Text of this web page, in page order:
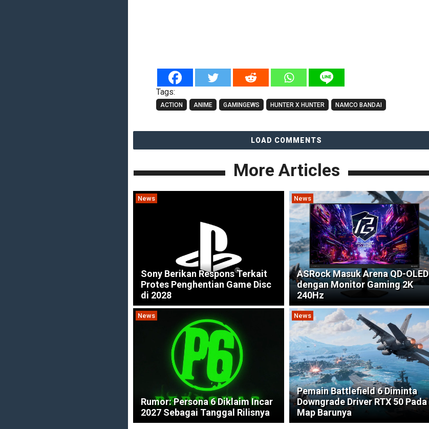
Tags:
ACTION ANIME GAMINGEWS HUNTER X HUNTER NAMCO BANDAI
LOAD COMMENTS
More Articles
News
Sony Berikan Respons Terkait
Protes Penghentian Game Disc
di 2028
News
ASRock Masuk Arena QD-OLED
dengan Monitor Gaming 2K
240Hz
News
Rumor: Persona 6 Diklaim Incar
2027 Sebagai Tanggal Rilisnya
News
Pemain Battlefield 6 Diminta
Downgrade Driver RTX 50 Pada
Map Barunya